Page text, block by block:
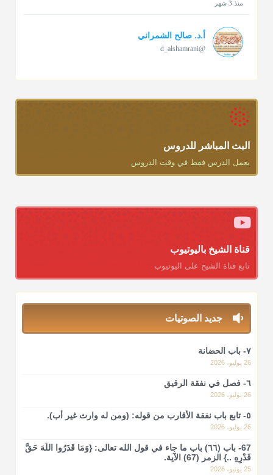
منذ 3 شهر
أ.د. صالح الشمراني
@d_alshamrani
دعاء ختم القرآن في الصلاة أقرب إلى البدعة
منذ 3 شهر
أ.د. صالح الشمراني
ومن المعاصرين أنكره الشيخ بكر أبو زيد وابن عثيمين، وحسبك
بقول الإمام مالك رحمه الله :"ما سمعتُ أنه يدعو عند ختم القرآن
وما هو من عمل الناس"
أ.د. صالح الشمراني
@d_alshamrani
لا أعلم لدعاء ختم القرآن في الصلاة أصلاً صحيحاً يعتمد عليه من
سنة الرسول صلى الله عليه وسلّم، ولا من عمل الصحابة رضي الله
عنهم. ابن عثيمين.
منذ 3 شهر
@d_alshamrani
نرى اليوم بأبصارنا بعض ما رأى العلماء ببصائرهم: "والرافضة ليس
البث المباشر للدروس
يعمل الدرس فقط في وقت الدروس
قناة الشيخ باليوتيوب
تابع قناة الشيخ على اليوتيوب
جديد الصوتيات
٧- باب الحضانة
26 يوليو، 2026
٦- فصل في نفقة الرقيق
26 يوليو، 2026
٥- تابع باب نفقة الأقارب من قوله: (ومن له وارث غير أب).
26 يوليو، 2026
67- باب (٦٦) باب ما جاء في قول الله تعالى: {وَمَا قَدَرُوا اللَّهَ حَقَّ
قَدْرِهِ ..} الزمر (67) الآية.
25 يونيو، 2026